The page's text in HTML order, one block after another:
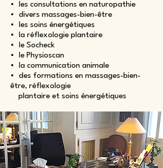
• les consultations en naturopathie
• divers massages-bien-être
• les soins énergétiques
• la réflexologie plantaire
• le Socheck
• le Physioscan
• la communication animale
• des formations en massages-bien-
être, réflexologie
plantaire et soins énergétiques